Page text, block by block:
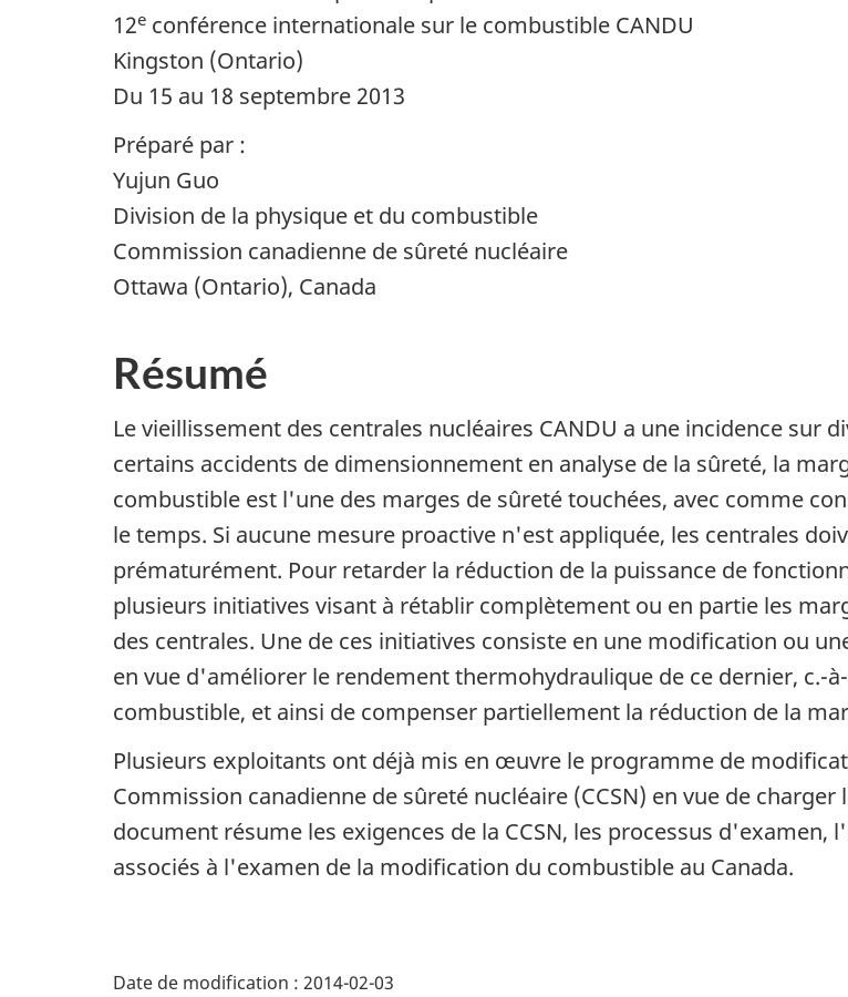
12e conférence internationale sur le combustible CANDU
Kingston (Ontario)
Du 15 au 18 septembre 2013
Préparé par :
Yujun Guo
Division de la physique et du combustible
Commission canadienne de sûreté nucléaire
Ottawa (Ontario), Canada
Résumé
Le vieillissement des centrales nucléaires CANDU a une incidence sur
certains accidents de dimensionnement en analyse de la sûreté, la
combustible est l'une des marges de sûreté touchées, avec comme
le temps. Si aucune mesure proactive n'est appliquée, les centrales
prématurément. Pour retarder la réduction de la puissance de
plusieurs initiatives visant à rétablir complètement ou en partie les
des centrales. Une de ces initiatives consiste en une modification ou
en vue d'améliorer le rendement thermohydraulique de ce dernier, c.-
combustible, et ainsi de compenser partiellement la réduction de la
Plusieurs exploitants ont déjà mis en œuvre le programme de
Commission canadienne de sûreté nucléaire (CCSN) en vue de
document résume les exigences de la CCSN, les processus
associés à l'examen de la modification du combustible au Canada.
Date de modification : 2014-02-03